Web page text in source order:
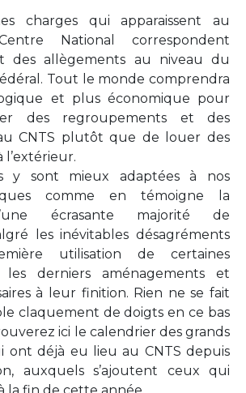
charges qui apparaissent au
National correspondent
des allègements au niveau du
Tout le monde comprendra
et plus économique pour
des regroupements et des
CNTS plutôt que de louer des
y sont mieux adaptées à nos
comme en témoigne la
écrasante majorité de
les inévitables désagréments
utilisation de certaines
les derniers aménagements et
à leur finition. Rien ne se fait
claquement de doigts en ce bas
ici le calendrier des grands
ont déjà eu lieu au CNTS depuis
auxquels s’ajoutent ceux qui
la fin de cette année.